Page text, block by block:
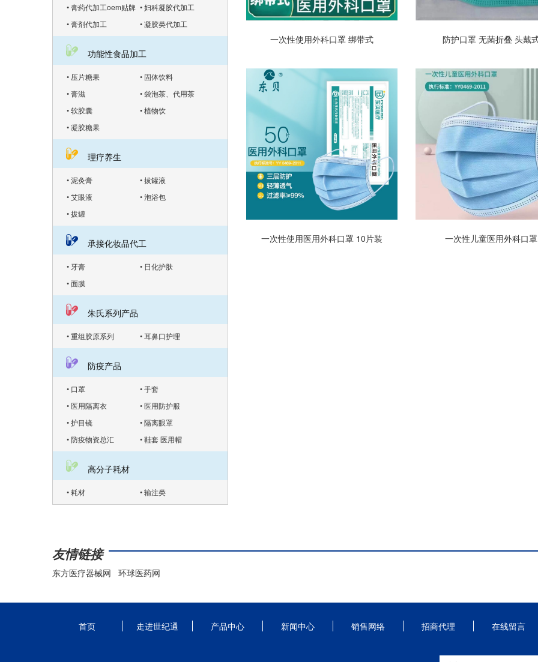
• 膏药代加工oem贴牌 • 妇科凝胶代加工
• 膏剂代加工
• 凝胶类代加工
功能性食品加工
• 压片糖果
• 固体饮料
• 膏滋
• 袋泡茶、代用茶
• 软胶囊
• 植物饮
• 凝胶糖果
理疗养生
• 泥灸膏
• 拔罐液
• 艾眼液
• 泡浴包
• 拔罐
承接化妆品代工
• 牙膏
• 日化护肤
• 面膜
朱氏系列产品
• 重组胶原系列 • 耳鼻口护理
防疫产品
• 口罩
• 手套
• 医用隔离衣
• 医用防护服
• 护目镜
• 隔离眼罩
• 防疫物资总汇
• 鞋套 医用帽
高分子耗材
• 耗材 • 输注类
一次性使用外科口罩 绑带式 防护口罩 无菌折叠 头戴
一次性使用医用外科口罩 10片装 一次性儿童医用外科口罩
友情链接
东方医疗器械网 环球医药网
首页 走进世纪通 产品中心 新闻中心 销售网络 招商代理 在线留言